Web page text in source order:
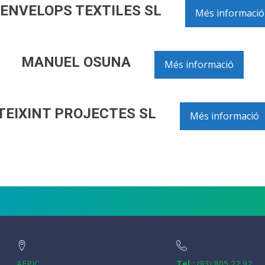
TEXTILES SL Més informació
MANUEL OSUNA Més informació
PROJECTES SL Més informació